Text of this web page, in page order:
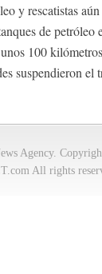
y rescatistas
de petróleo
100
suspendieron el
Agency.
All rights